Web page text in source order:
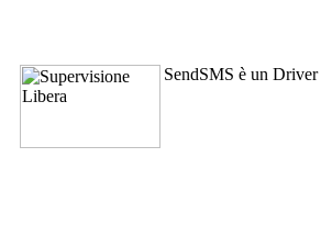
SendSMS è un Driver